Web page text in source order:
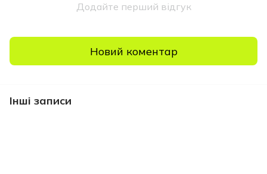
Додайте перший відгук
Новий коментар
Інші записи